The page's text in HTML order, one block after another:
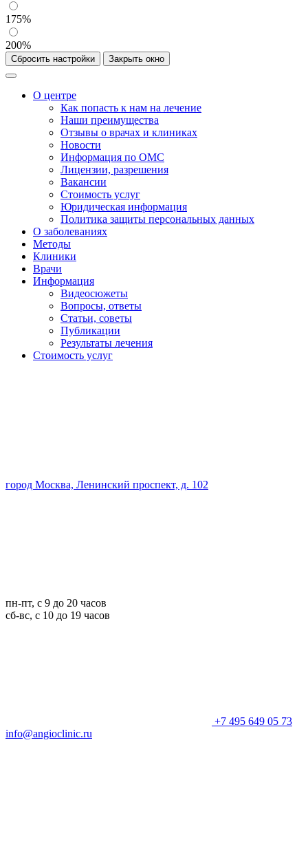
175%
200%
Сбросить настройки Закрыть окно
О центре
Как попасть к нам на лечение
Наши преимущества
Отзывы о врачах и клиниках
Новости
Информация по ОМС
Лицензии, разрешения
Вакансии
Стоимость услуг
Юридическая информация
Политика защиты персональных данных
О заболеваниях
Методы
Клиники
Врачи
Информация
Видеосюжеты
Вопросы, ответы
Статьи, советы
Публикации
Результаты лечения
Стоимость услуг
город Москва, Ленинский проспект, д. 102
пн-пт, с 9 до 20 часов
сб-вс, с 10 до 19 часов
+7 495 649 05 73
info@angioclinic.ru